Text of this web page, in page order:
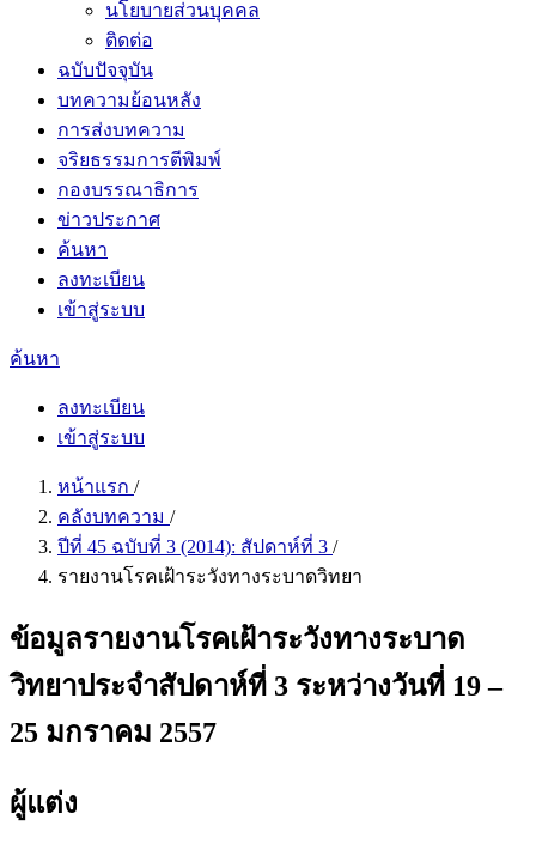
นโยบายส่วนบุคคล
ติดต่อ
ฉบับปัจจุบัน
บทความย้อนหลัง
การส่งบทความ
จริยธรรมการตีพิมพ์
กองบรรณาธิการ
ข่าวประกาศ
ค้นหา
ลงทะเบียน
เข้าสู่ระบบ
ค้นหา
ลงทะเบียน
เข้าสู่ระบบ
หน้าแรก /
คลังบทความ /
ปีที่ 45 ฉบับที่ 3 (2014): สัปดาห์ที่ 3 /
รายงานโรคเฝ้าระวังทางระบาดวิทยา
ข้อมูลรายงานโรคเฝ้าระวังทางระบาด
วิทยาประจำสัปดาห์ที่ 3 ระหว่างวันที่ 19 –
25 มกราคม 2557
ผู้แต่ง